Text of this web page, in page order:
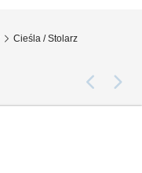
Cieśla / Stolarz